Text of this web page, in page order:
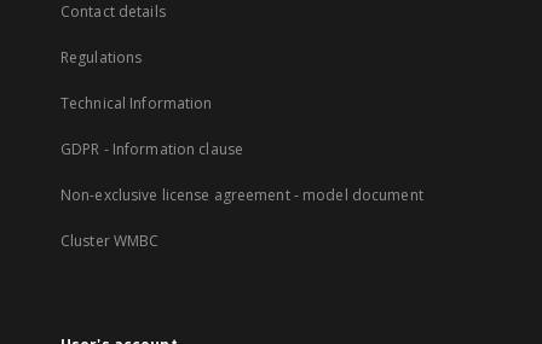
Contact details
Regulations
Technical Information
GDPR - Information clause
Non-exclusive license agreement - model document
Cluster WMBC